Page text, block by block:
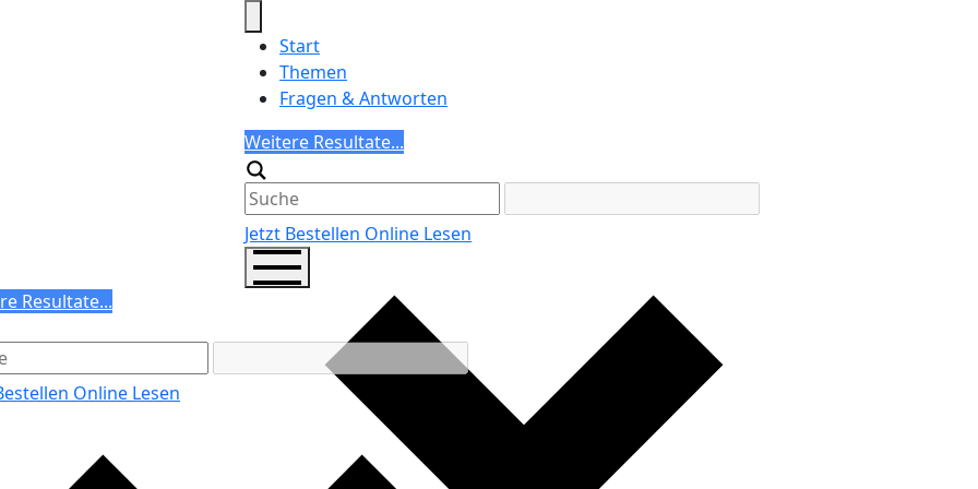
Start
Themen
Fragen & Antworten
Search
Weitere Resultate...
Generic filters
Jetzt Bestellen Online Lesen
Resultate...
filters
Online Lesen